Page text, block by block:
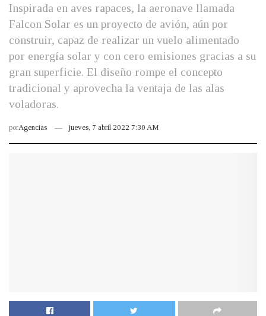
Inspirada en aves rapaces, la aeronave llamada
Falcon Solar es un proyecto de avión, aún por
construir, capaz de realizar un vuelo alimentado
por energía solar y con cero emisiones gracias a su
gran superficie. El diseño rompe el concepto
tradicional y aprovecha la ventaja de las alas
voladoras.
porAgencias jueves, 7 abril 2022 7:30 AM